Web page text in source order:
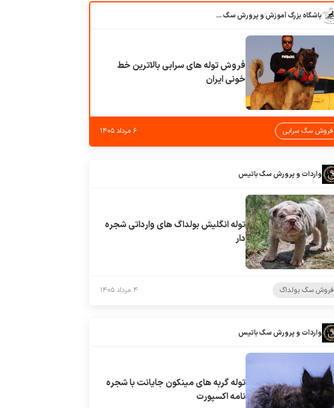
باشگاه بزرگ آموزش و پرورش سگ کوهرج کنل
فروش توله های سرابی بالاترین خط
خونی ایران
فروش سگ سرابی ۶ مرداد ۱۴۰۵
واردات و پرورش سگ باتیس
توله انگلیش بولداگ های وارداتی شجره
دار
فروش سگ بولداگ ۴ مرداد ۱۴۰۵
واردات و پرورش سگ باتیس
توله گربه های مینکون جایانت با شجره
نامه اکسپورت